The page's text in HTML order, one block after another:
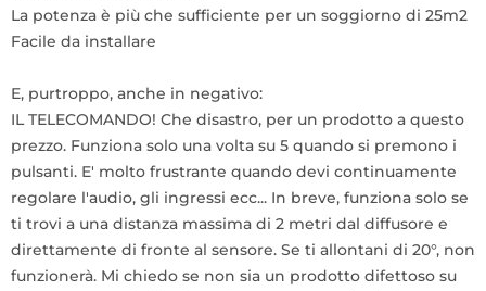
La potenza è più che sufficiente per un soggiorno di 25m2
Facile da installare
E, purtroppo, anche in negativo:
IL TELECOMANDO! Che disastro, per un prodotto a questo
prezzo. Funziona solo una volta su 5 quando si premono i
pulsanti. E' molto frustrante quando devi continuamente
regolare l'audio, gli ingressi ecc... In breve, funziona solo se
ti trovi a una distanza massima di 2 metri dal diffusore e
direttamente di fronte al sensore. Se ti allontani di 20°, non
funzionerà. Mi chiedo se non sia un prodotto difettoso su